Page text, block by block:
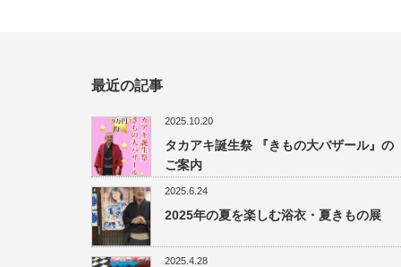
最近の記事
2025.10.20
タカアキ誕生祭 『きもの大バザール』の
ご案内
2025.6.24
2025年の夏を楽しむ浴衣・夏きもの展
2025.4.28